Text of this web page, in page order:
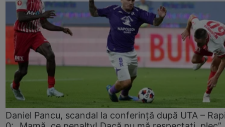
Daniel Pancu, scandal la conferință după UTA –